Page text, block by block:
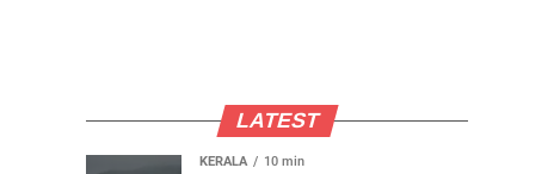
LATEST
KERALA 10 min